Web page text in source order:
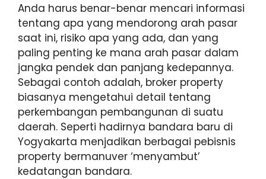
Anda harus benar-benar mencari informasi
tentang apa yang mendorong arah pasar
saat ini, risiko apa yang ada, dan yang
paling penting ke mana arah pasar dalam
jangka pendek dan panjang kedepannya.
Sebagai contoh adalah, broker property
biasanya mengetahui detail tentang
perkembangan pembangunan di suatu
daerah. Seperti hadirnya bandara baru di
Yogyakarta menjadikan berbagai pebisnis
property bermanuver ‘menyambut’
kedatangan bandara.